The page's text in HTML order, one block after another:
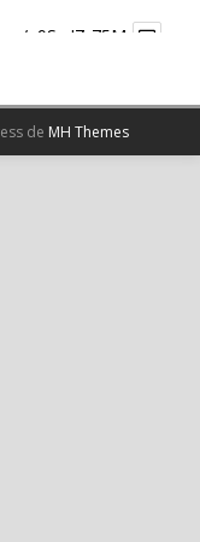
p9SwIZ-75M
de MH Themes